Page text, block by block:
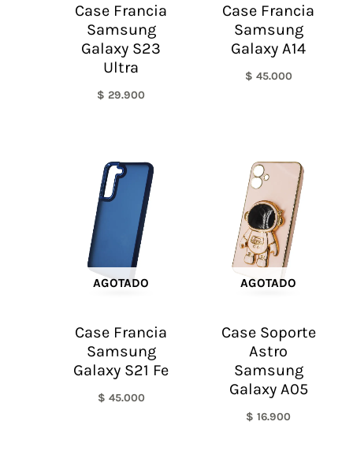
Case Francia
Samsung
Galaxy S23
Ultra
$ 29.900
Case Francia
Samsung
Galaxy A14
$ 45.000
AGOTADO
Case Francia
Samsung
Galaxy S21 Fe
$ 45.000
AGOTADO
Case Soporte
Astro
Samsung
Galaxy A05
$ 16.900